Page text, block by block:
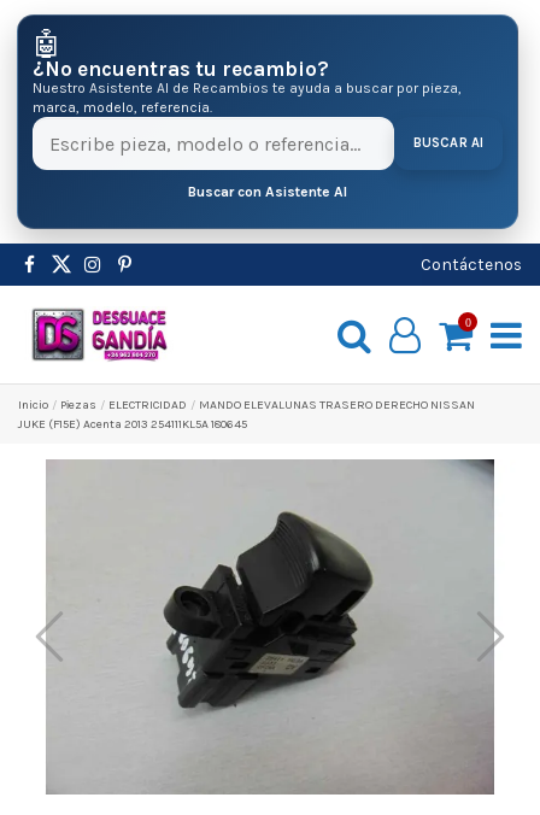
🤖
¿No encuentras tu recambio?
Nuestro Asistente AI de Recambios te ayuda a buscar por pieza,
marca, modelo, referencia.
BUSCAR AI
Buscar con Asistente AI
Contáctenos
0
Inicio Pіezas ELECTRICIDAD
MANDO ELEVALUNAS TRASERO DERECHO NISSAN
JUKE (F15E) Acenta 2013 254111KL5A 180645